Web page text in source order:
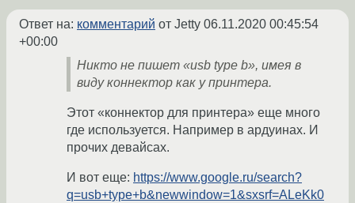
Ответ на: комментарий от Jetty 06.11.2020 00:45:54
+00:00
Никто не пишет «usb type b», имея в
виду коннектор как у принтера.
Этот «коннектор для принтера» еще много
где используется. Например в ардуинах. И
прочих девайсах.
И вот еще: https://www.google.ru/search?
q=usb+type+b&newwindow=1&sxsrf=ALeKk0